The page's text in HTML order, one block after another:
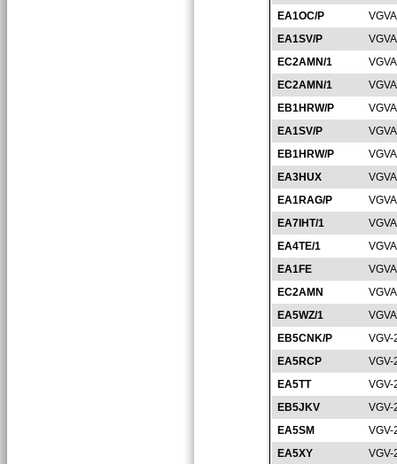
EA1OC/P
EA1SV/P
EC2AMN/1
EC2AMN/1
EB1HRW/P
EA1SV/P
EB1HRW/P
EA3HUX
EA1RAG/P
EA7IHT/1
EA4TE/1
EA1FE
EC2AMN
EA5WZ/1
EB5CNK/P
VGV-
EA5RCP
VGV-
EA5TT
VGV-
EB5JKV
VGV-
EA5SM
VGV-
EA5XY
VGV-